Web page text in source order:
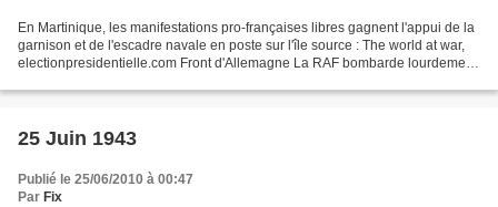
En Martinique, les manifestations pro-françaises libres gagnent l'appui de la
garnison et de l'escadre navale en poste sur l'île source : The world at war,
electionpresidentielle.com Front d'Allemagne La RAF bombarde lourdement
25 Juin 1943
Publié le 25/06/2010 à 00:47
Par Fix